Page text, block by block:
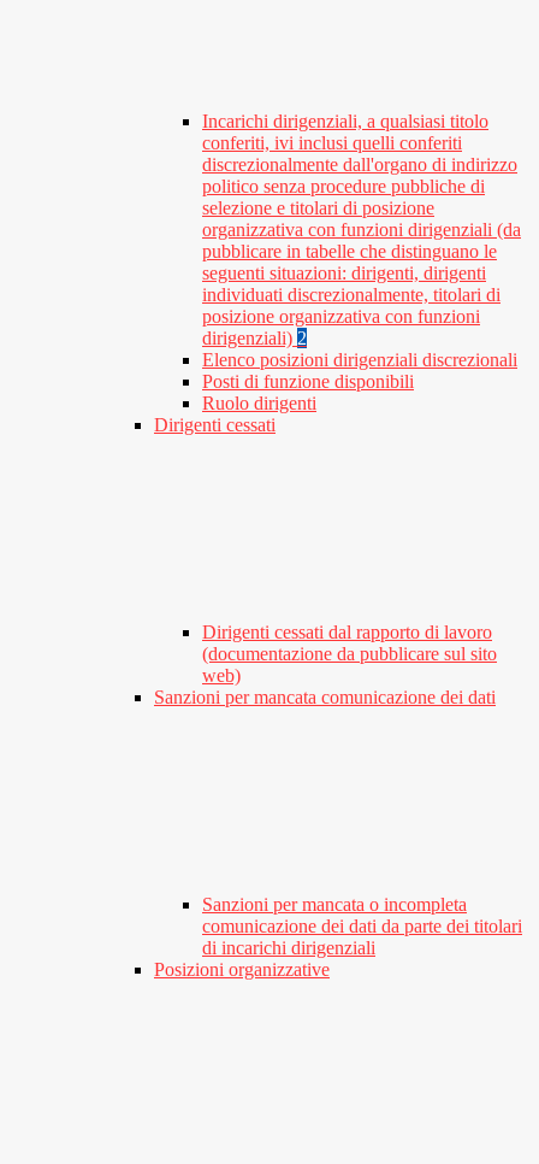
Incarichi dirigenziali, a qualsiasi titolo
conferiti, ivi inclusi quelli conferiti
discrezionalmente dall'organo di indirizzo
politico senza procedure pubbliche di
selezione e titolari di posizione
organizzativa con funzioni dirigenziali (da
pubblicare in tabelle che distinguano le
seguenti situazioni: dirigenti, dirigenti
individuati discrezionalmente, titolari di
posizione organizzativa con funzioni
dirigenziali) 2
Elenco posizioni dirigenziali discrezionali
Posti di funzione disponibili
Ruolo dirigenti
Dirigenti cessati
Dirigenti cessati dal rapporto di lavoro
(documentazione da pubblicare sul sito
web)
Sanzioni per mancata comunicazione dei dati
Sanzioni per mancata o incompleta
comunicazione dei dati da parte dei titolari
di incarichi dirigenziali
Posizioni organizzative